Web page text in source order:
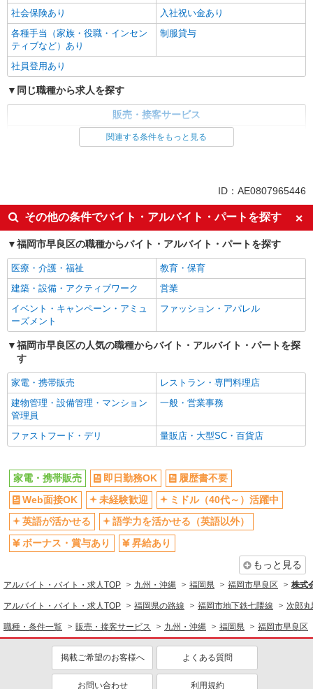
社会保険あり
入社祝い金あり
各種手当（家族・役職・インセン
ティブなど）あり
制服貸与
社員登用あり
同じ職種から求人を探す
販売・接客サービス
英語が活かせる
ボーナス・賞与あり
車通勤OK
交通費支給
社会保険あり
社員登用あり
関連する条件をもっと見る
ID：AE0807965446
その他の条件でバイト・アルバイト・パートを探す
福岡市早良区の職種からバイト・アルバイト・パートを探す
医療・介護・福祉
教育・保育
建築・設備・アクティブワーク
営業
イベント・キャンペーン・アミュ
ーズメント
ファッション・アパレル
福岡市早良区の人気の職種からバイト・アルバイト・パートを探
す
家電・携帯販売
レストラン・専門料理店
建物管理・設備管理・マンション
管理員
一般・営業事務
ファストフード・デリ 量販店・大型SC・百貨店
家電・携帯販売 即日勤務OK
履歴書不要
Web面接OK
未経験歓迎
ミドル（40代～）活躍中
英語が活かせる
語学力を活かせる（英語以外）
ボーナス・賞与あり
昇給あり
もっと見る
アルバイト・バイト・求人TOP 九州・沖縄 福岡県 福岡市早良区 株式
アルバイト・バイト・求人TOP 福岡県の路線 福岡市地下鉄七隈線 次郎
職種・条件一覧 販売・接客サービス 九州・沖縄 福岡県 福岡市早良区
掲載ご希望のお客様へ よくある質問
お問い合わせ 利用規約